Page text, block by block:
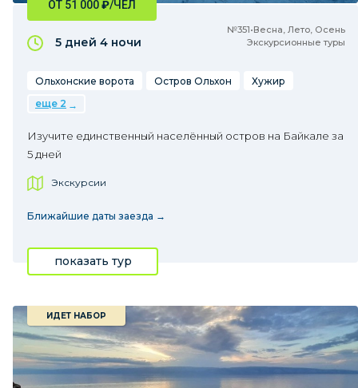
№351•Весна, Лето, Осень
Экскурсионные туры
ОТ 51 000₽/ЧЕЛ
5 дней 4 ночи
Ольхонские ворота Остров Ольхон
Хужир
еще 2
Изучите единственный населённый остров на Байкале за
5 дней
Экскурсии
Ближайшие даты заезда →
показать тур
ИДЕТ НАБОР